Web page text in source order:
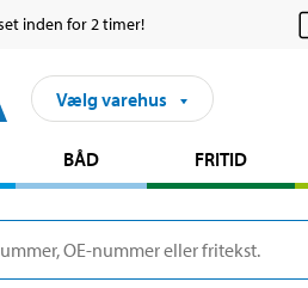
inden for 2 timer!
Vælg varehus
BÅD FRITID